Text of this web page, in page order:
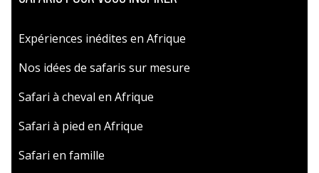
Expériences inédites en Afrique
Nos idées de safaris sur mesure
Safari à cheval en Afrique
Safari à pied en Afrique
Safari en famille